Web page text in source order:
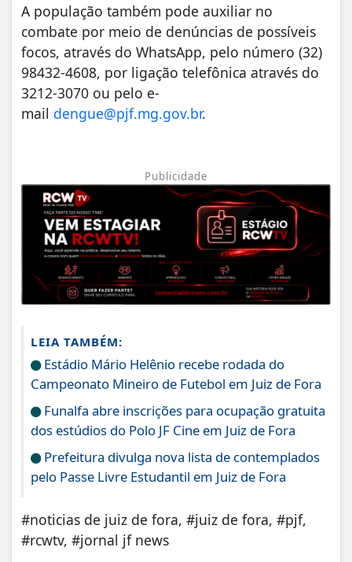
A população também pode auxiliar no
combate por meio de denúncias de possíveis
focos, através do WhatsApp, pelo número (32)
98432-4608, por ligação telefônica através do
3212-3070 ou pelo e-
mail dengue@pjf.mg.gov.br.
Publicidade
LEIA TAMBÉM:
Estádio Mário Helênio recebe rodada do
Campeonato Mineiro de Futebol em Juiz de Fora
Funalfa abre inscrições para ocupação gratuita
dos estúdios do Polo JF Cine em Juiz de Fora
Prefeitura divulga nova lista de contemplados
pelo Passe Livre Estudantil em Juiz de Fora
#noticias de juiz de fora, #juiz de fora, #pjf,
#rcwtv, #jornal jf news